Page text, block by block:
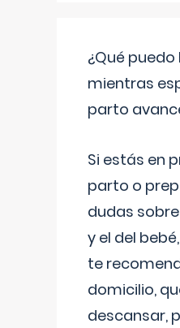
¿Qué
mientras
parto
Si estás en
parto o
dudas
y el del
te
domicilio,
descansar,